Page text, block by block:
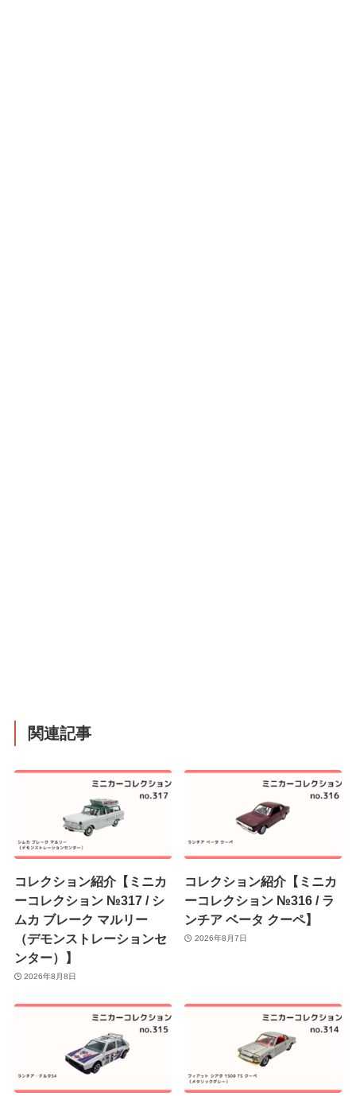
関連記事
コレクション紹介【ミニカ
ーコレクション №317 / シ
ムカ ブレーク マルリー
（デモンストレーションセ
ンター）】
2026年8月8日
コレクション紹介【ミニカ
ーコレクション №316 / ラ
ンチア ベータ クーペ】
2026年8月7日